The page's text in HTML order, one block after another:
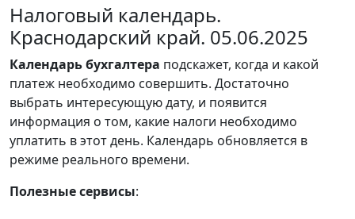
Налоговый календарь.
Краснодарский край. 05.06.2025
Календарьбухгалтера подскажет, когда и какой
платеж необходимо совершить. Достаточно
выбрать интересующую дату, и появится
информация о том, какие налоги необходимо
уплатить в этот день. Календарь обновляется в
режиме реального времени.
Полезные сервисы: